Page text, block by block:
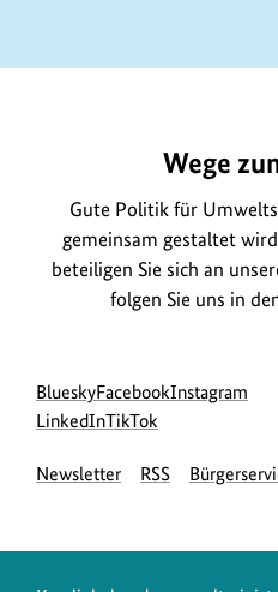
Wege
Gute Politik für
gemeinsam gestaltet
beteiligen Sie sich an
folgen Sie uns in
Social
Media
Blueskyzur
Bluesky-
des
Facebookzur
des
Instagram
des
LinkedInzur
Seite
zur
Seite
TikTok
Newsletter RSS